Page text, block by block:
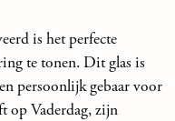
is het perfecte
te tonen. Dit glas is
persoonlijk gebaar voor
op Vaderdag, zijn